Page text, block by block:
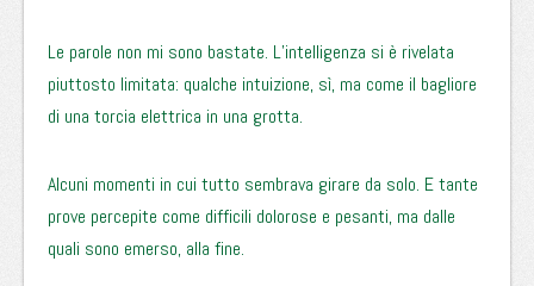
Le parole non mi sono bastate. L’intelligenza si è rivelata
piuttosto limitata: qualche intuizione, sì, ma come il bagliore
di una torcia elettrica in una grotta.
Alcuni momenti in cui tutto sembrava girare da solo. E tante
prove percepite come difficili dolorose e pesanti, ma dalle
quali sono emerso, alla fine.